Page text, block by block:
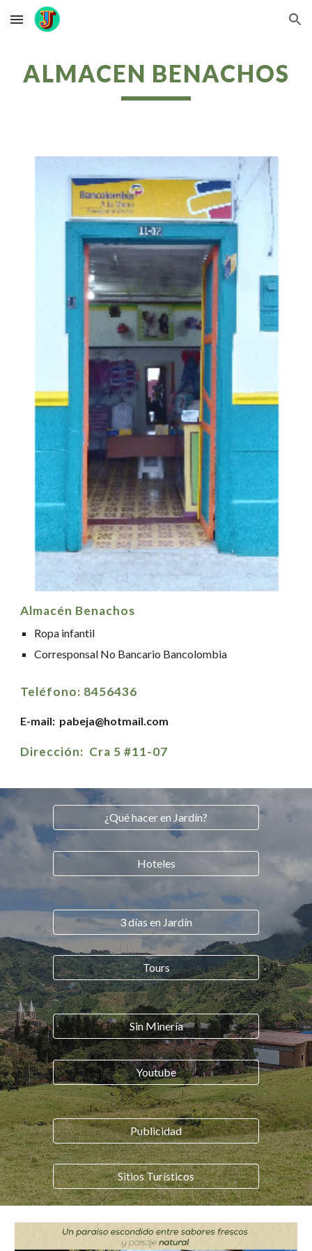
Skip to main content Skip to navigation
ALMACEN BENACHOS
Almacén Benachos
Ropa infantil
Corresponsal No Bancario Bancolombia
Teléfono: 8456436
E-mail: pabeja@hotmail.com
Dirección: Cra 5 #11-07
¿Qué hacer en Jardín?
Hoteles
3 días en Jardín
Tours
Sin Minería
Youtube
Publicidad
Sitios Turísticos